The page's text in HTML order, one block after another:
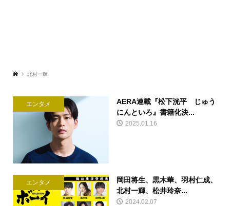
北村一輝
エンタメ
AERA連載『松下洸平 じゅう
にんといろ』書籍化決...
2025.01.16
エンタメ
岡田将生、黒木華、羽村仁成、
北村一輝、松井玲奈...
2024.02.07